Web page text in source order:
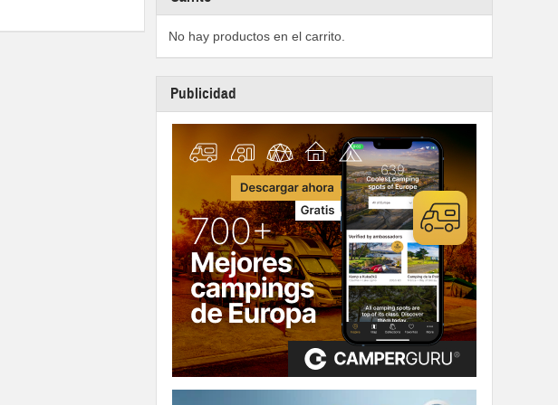
No hay productos en el carrito.
Publicidad